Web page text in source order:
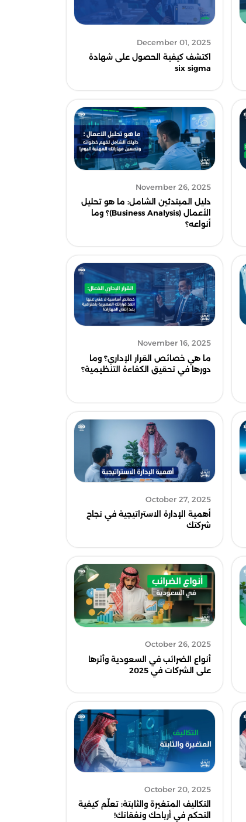
December 01, 2025
اكتشف كيفية الحصول على شهادة
six sigma
November 26, 2025
دليل المبتدئين الشامل: ما هو تحليل
الأعمال (Business Analysis)؟ وما
أنواعه؟
November 16, 2025
ما هي خصائص القرار الإداري؟ وما
دورها في تحقيق الكفاءة التنظيمية؟
October 27, 2025
أهمية الإدارة الاستراتيجية في نجاح
شركتك
October 26, 2025
أنواع الضرائب في السعودية وأثرها
على الشركات في 2025
October 20, 2025
التكاليف المتغيرة والثابتة: تعلّم كيفية
التحكم في أرباحك ونفقاتك!